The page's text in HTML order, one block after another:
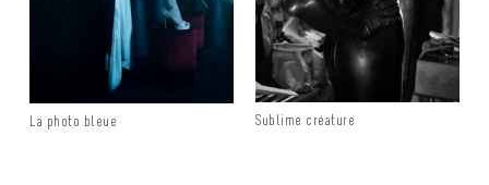
La photo bleue Sublime créature